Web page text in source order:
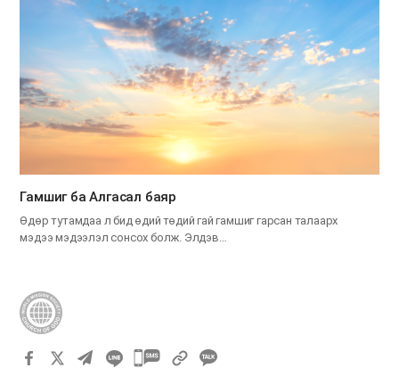
Гамшиг ба Алгасал баяр
Өдөр тутамдаа л бид өдий төдий гай гамшиг гарсан талаарх
мэдээ мэдээлэл сонсох болж. Элдэв…
카